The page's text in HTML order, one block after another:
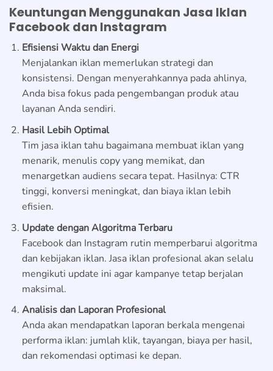
Keuntungan Menggunakan Jasa Iklan
Facebook dan Instagram
Efisiensi Waktu dan Energi
Menjalankan iklan memerlukan strategi dan
konsistensi. Dengan menyerahkannya pada ahlinya,
Anda bisa fokus pada pengembangan produk atau
layanan Anda sendiri.
Hasil Lebih Optimal
Tim jasa iklan tahu bagaimana membuat iklan yang
menarik, menulis copy yang memikat, dan
menargetkan audiens secara tepat. Hasilnya: CTR
tinggi, konversi meningkat, dan biaya iklan lebih
efisien.
Update dengan Algoritma Terbaru
Facebook dan Instagram rutin memperbarui algoritma
dan kebijakan iklan. Jasa iklan profesional akan selalu
mengikuti update ini agar kampanye tetap berjalan
maksimal.
Analisis dan Laporan Profesional
Anda akan mendapatkan laporan berkala mengenai
performa iklan: jumlah klik, tayangan, biaya per hasil,
dan rekomendasi optimasi ke depan.